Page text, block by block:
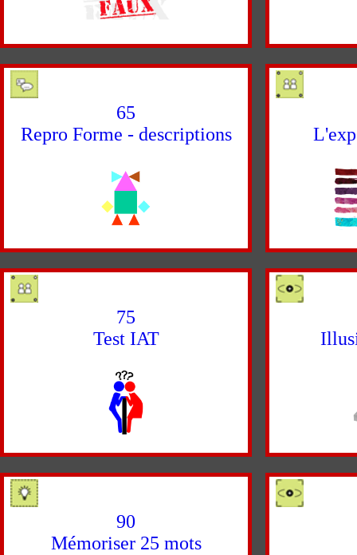
65
Repro Forme - descriptions
75
Test IAT
90
Mémoriser 25 mots